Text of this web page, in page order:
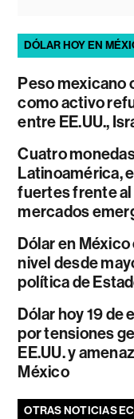
DÓLAR HOY EN
Peso mexicano
como activo
entre EE.UU.,
Cuatro
Latinoamérica,
fuertes frente al
mercados
Dólar en México
nivel desde
política de
Dólar hoy 19 de
por tensiones
EE.UU. y
México
OTRAS NOTICIAS